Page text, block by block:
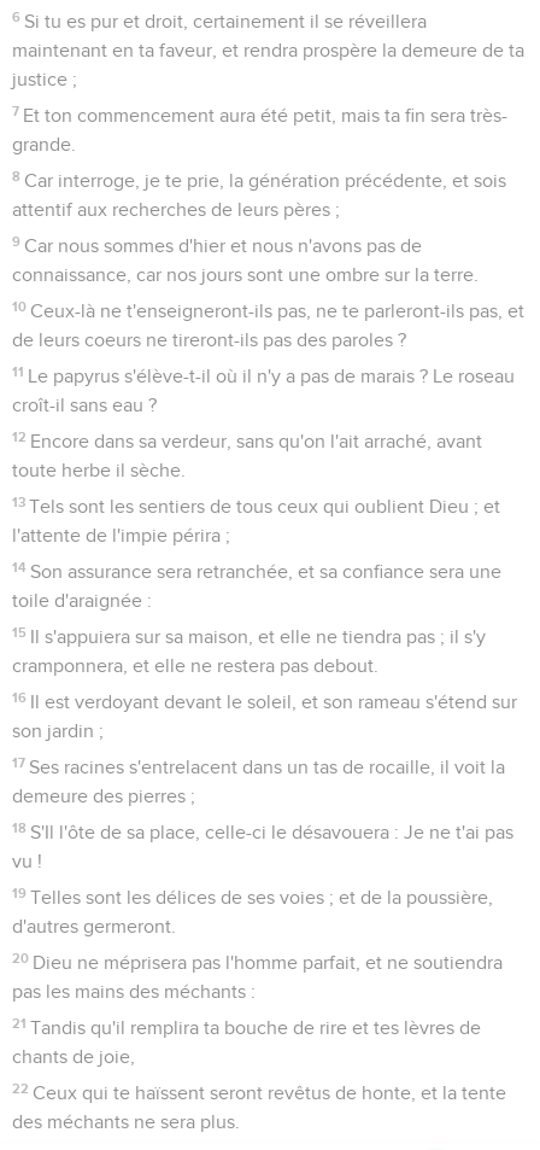
6 Si tu es pur et droit, certainement il se réveillera
maintenant en ta faveur, et rendra prospère la demeure de ta
justice ;
7 Et ton commencement aura été petit, mais ta fin sera très-
grande.
8 Car interroge, je te prie, la génération précédente, et sois
attentif aux recherches de leurs pères ;
9 Car nous sommes d'hier et nous n'avons pas de
connaissance, car nos jours sont une ombre sur la terre.
10 Ceux-là ne t'enseigneront-ils pas, ne te parleront-ils pas, et
de leurs coeurs ne tireront-ils pas des paroles ?
11 Le papyrus s'élève-t-il où il n'y a pas de marais ? Le roseau
croît-il sans eau ?
12 Encore dans sa verdeur, sans qu'on l'ait arraché, avant
toute herbe il sèche.
13 Tels sont les sentiers de tous ceux qui oublient Dieu ; et
l'attente de l'impie périra ;
14 Son assurance sera retranchée, et sa confiance sera une
toile d'araignée :
15 Il s'appuiera sur sa maison, et elle ne tiendra pas ; il s'y
cramponnera, et elle ne restera pas debout.
16 Il est verdoyant devant le soleil, et son rameau s'étend sur
son jardin ;
17 Ses racines s'entrelacent dans un tas de rocaille, il voit la
demeure des pierres ;
18 S'Il l'ôte de sa place, celle-ci le désavouera : Je ne t'ai pas
vu !
19 Telles sont les délices de ses voies ; et de la poussière,
d'autres germeront.
20 Dieu ne méprisera pas l'homme parfait, et ne soutiendra
pas les mains des méchants :
21 Tandis qu'il remplira ta bouche de rire et tes lèvres de
chants de joie,
22 Ceux qui te haïssent seront revêtus de honte, et la tente
des méchants ne sera plus.